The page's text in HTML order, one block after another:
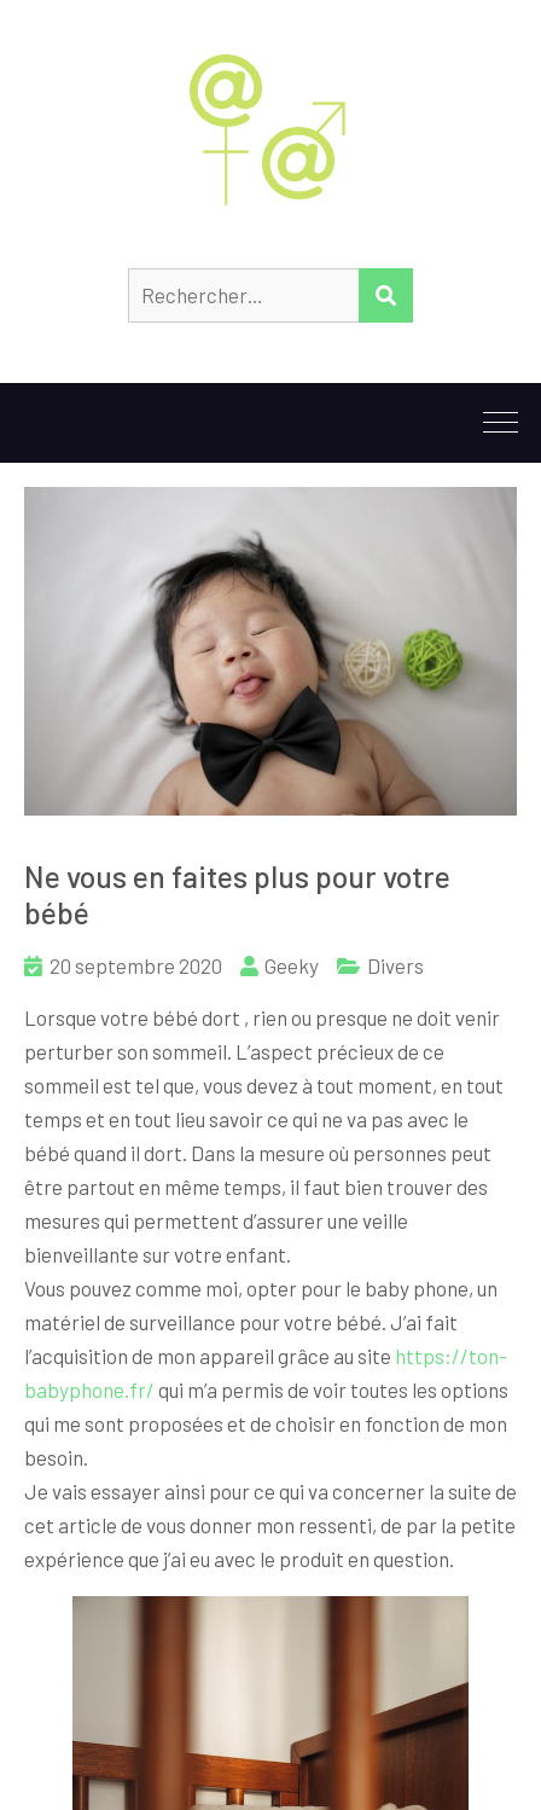
Ne vous en faites plus pour votre
bébé
20 septembre 2020 Geeky Divers
Lorsque votre bébé dort , rien ou presque ne doit venir
perturber son sommeil. L’aspect précieux de ce
sommeil est tel que, vous devez à tout moment, en tout
temps et en tout lieu savoir ce qui ne va pas avec le
bébé quand il dort. Dans la mesure où personnes peut
être partout en même temps, il faut bien trouver des
mesures qui permettent d’assurer une veille
bienveillante sur votre enfant.
Vous pouvez comme moi, opter pour le baby phone, un
matériel de surveillance pour votre bébé. J’ai fait
l’acquisition de mon appareil grâce au site https://ton-
babyphone.fr/ qui m’a permis de voir toutes les options
qui me sont proposées et de choisir en fonction de mon
besoin.
Je vais essayer ainsi pour ce qui va concerner la suite de
cet article de vous donner mon ressenti, de par la petite
expérience que j’ai eu avec le produit en question.